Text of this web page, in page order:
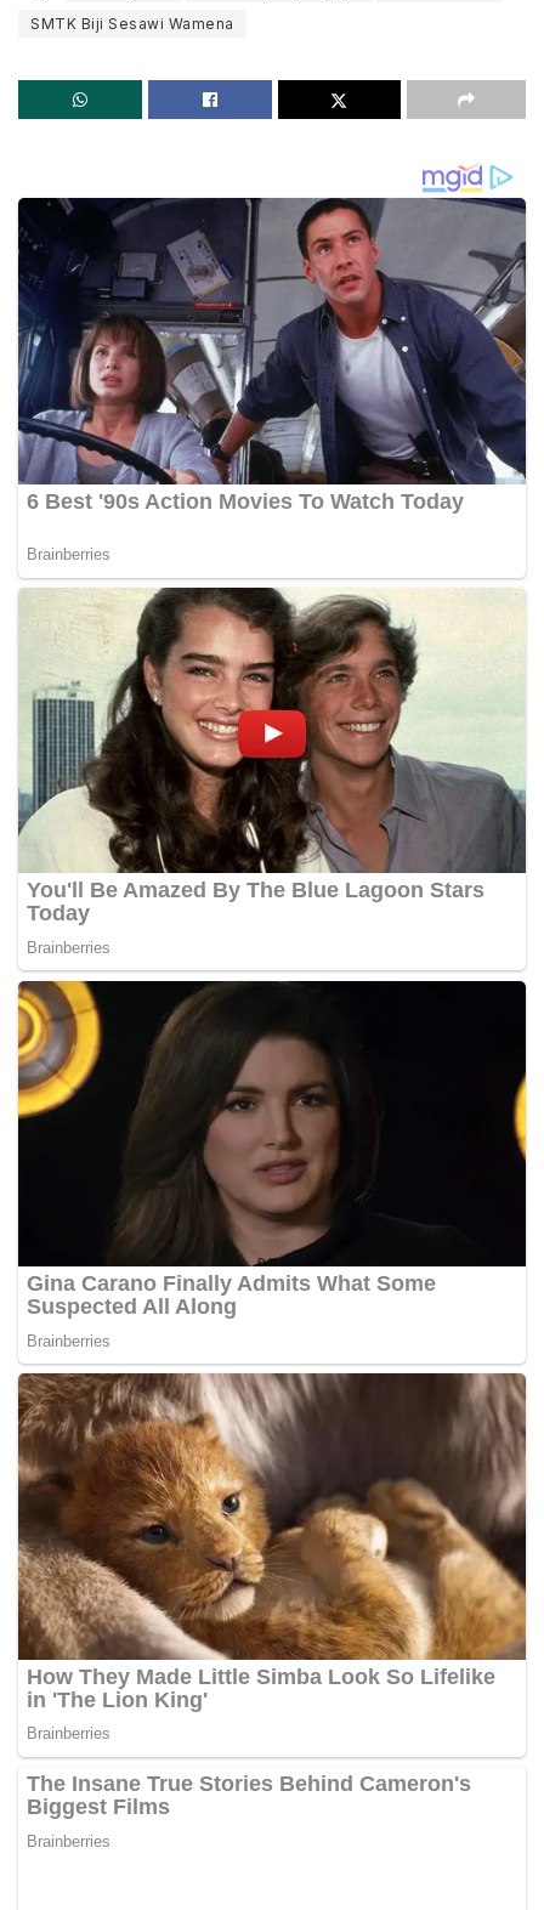
SMTK Biji Sesawi Wamena